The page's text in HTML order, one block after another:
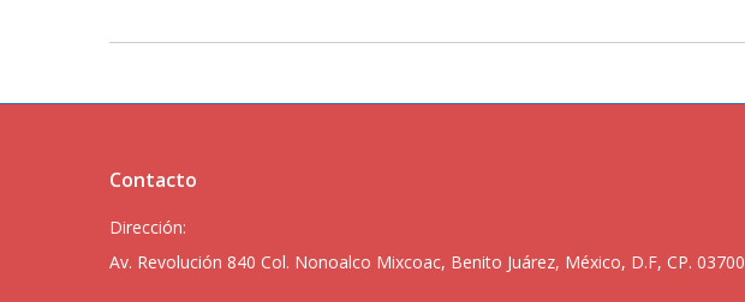
Contacto
Dirección:
Av. Revolución 840 Col. Nonoalco Mixcoac, Benito Juárez, México, D.F, CP. 03700